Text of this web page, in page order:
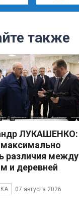
также
ЛУКАШЕНКО:
различия между
и деревней
07 августа 2026